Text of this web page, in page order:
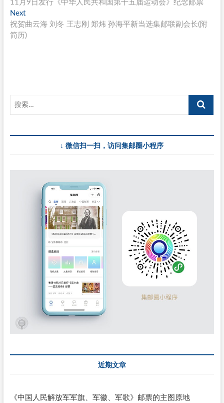
章
导
航
post:
11月9日发行《中华人民共和国第十五届运动会》纪念邮票
NextNext
post:
祝贺曲云海 刘冬 王志刚 郑炜 孙海平新当选集邮联副会长(附
简历)
↓ 微信扫一扫，访问集邮圈小程序
近期文章
《中国人民解放军军旗、军徽、军歌》邮票的主图原地